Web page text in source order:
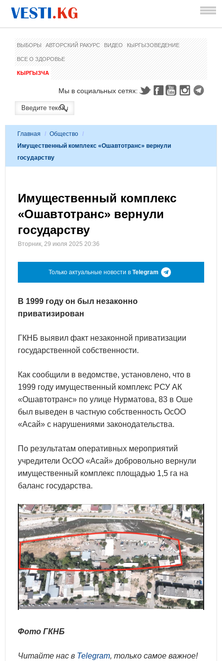
ВЫБОРЫ АВТОРСКИЙ РАКУРС ВИДЕО КЫРГЫЗОВЕДЕНИЕ
ВСЕ О ЗДОРОВЬЕ
КЫРГЫЗЧА
Мы в социальных сетях:
Главная / Общество /
Имущественный комплекс «Ошавтотранс» вернули
государству
Имущественный комплекс
«Ошавтотранс» вернули
государству
Вторник, 29 июля 2025 20:36
Только актуальные новости в Telegram
В 1999 году он был незаконно
приватизирован
ГКНБ выявил факт незаконной приватизации
государственной собственности.
Как сообщили в ведомстве, установлено, что в
1999 году имущественный комплекс РСУ АК
«Ошавтотранс» по улице Нурматова, 83 в Оше
был выведен в частную собственность ОсОО
«Асай» с нарушениями законодательства.
По результатам оперативных мероприятий
учредители ОсОО «Асай» добровольно вернули
имущественный комплекс площадью 1,5 га на
баланс государства.
Фото ГКНБ
Читайте нас в Telegram, только самое важное!